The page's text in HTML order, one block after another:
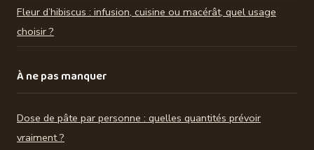
Fleur d’hibiscus : infusion, cuisine ou macérât, quel usage
choisir ?
À ne pas manquer
Dose de pâte par personne : quelles quantités prévoir
vraiment ?